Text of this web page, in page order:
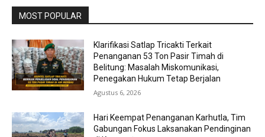
MOST POPULAR
Klarifikasi Satlap Tricakti Terkait
Penanganan 53 Ton Pasir Timah di
Belitung: Masalah Miskomunikasi,
Penegakan Hukum Tetap Berjalan
Agustus 6, 2026
Hari Keempat Penanganan Karhutla, Tim
Gabungan Fokus Laksanakan Pendinginan